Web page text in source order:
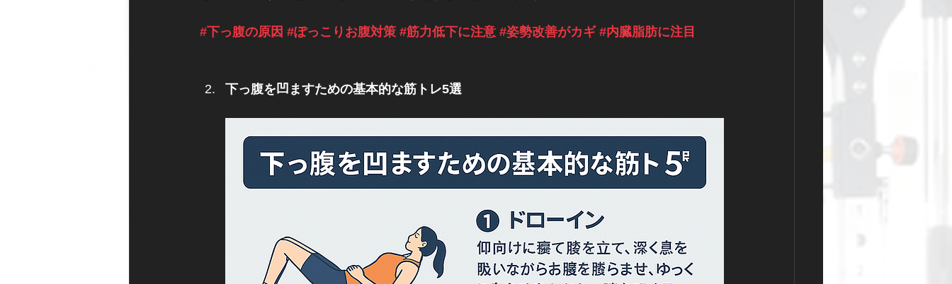
#下っ腹の原因 #ぽっこりお腹対策 #筋力低下に注意 #姿勢改善がカギ #内臓脂肪に注目
下っ腹を凹ますための基本的な筋トレ5選